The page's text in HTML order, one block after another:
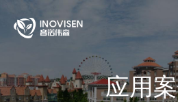
首页
应用